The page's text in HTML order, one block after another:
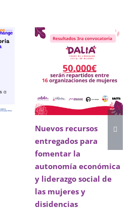
Nuevos recursos
entregados para
fomentar la
autonomía económica
y liderazgo social de
las mujeres y
disidencias